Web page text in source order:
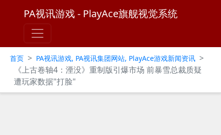
PA视讯游戏 - PlayAce旗舰视觉系统
首页 > PA视讯游戏, PA视讯集团网站, PlayAce游戏新闻资讯 >
《上古卷轴4：湮没》重制版引爆市场 前暴雪总裁质疑
遭玩家数据"打脸"